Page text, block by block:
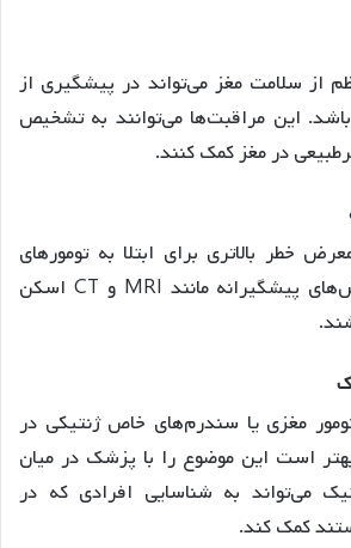
از سلامت مغز می‌تواند در پیشگیری از
این مراقبت‌ها می‌توانند به تشخیص
در مغز کمک کنند.
خطر بالاتری برای ابتلا به تومورهای
مغزی هستند، آزمایش‌های پیشگیرانه مانند MRI و CT اسکن
مغزی یا سندرم‌های خاص ژنتیکی در
است این موضوع را با پزشک در میان
می‌تواند به شناسایی افرادی که در
کمک کند.